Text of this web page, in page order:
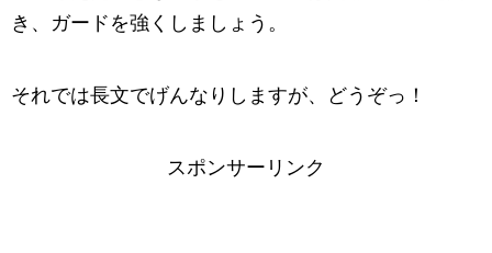
き、ガードを強くしましょう。
それでは長文でげんなりしますが、どうぞっ！
スポンサーリンク